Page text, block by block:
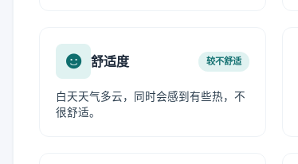
舒适度 较不舒适
白天天气多云，同时会感到有些热，不
很舒适。